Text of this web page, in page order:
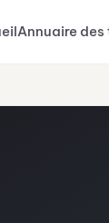
Annuaire des